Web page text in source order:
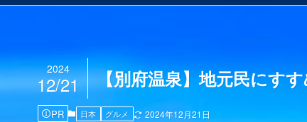
【別府温泉】地元民にす
2024
12/21
PR 日本 グルメ 2024年12月21日